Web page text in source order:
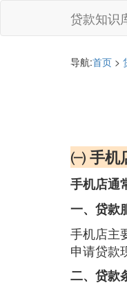
贷款知识
导航:首页 >
㈠ 手机
手机店通
一、贷款
手机店主
申请贷款
二、贷款